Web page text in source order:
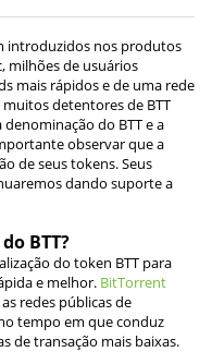
introduzidos nos produtos
milhões de usuários
mais rápidos e de uma rede
detentores de BTT
do BTT e a
observar que a
de seus tokens. Seus
dando suporte a
BTT?
do token BTT para
e melhor. BitTorrent
redes públicas de
tempo em que conduz
de transação mais baixas.